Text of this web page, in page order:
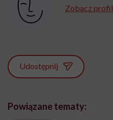
Zobacz profil
Udostępnij
Powiązane tematy: